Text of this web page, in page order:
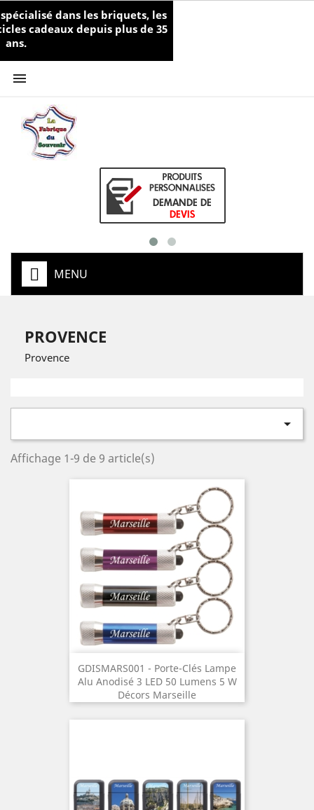
spécialisé dans les briquets, les
cadeaux depuis plus de 35
ans.

MENU
PROVENCE
Provence

Affichage 1-9 de 9 article(s)
GDISMARS001 - Porte-Clés Lampe
Alu Anodisé 3 LED 50 Lumens 5 W
Décors Marseille